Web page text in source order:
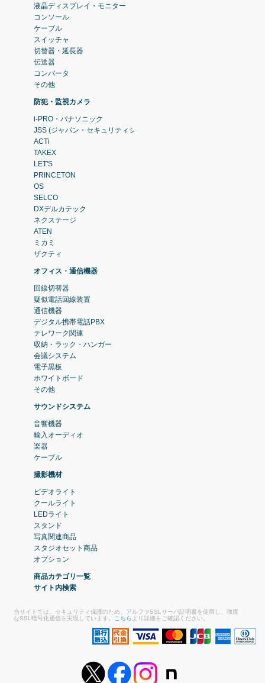
液晶ディスプレイ・モニター
コンソール
ケーブル
スイッチャ
切替器・延長器
伝送器
コンバータ
その他
防犯・監視カメラ
i-PRO・パナソニック
JSS (ジャパン・セキュリティシステム)
ACTi
TAKEX
LET'S
PRINCETON
OS
SELCO
DXデルカテック
ネクステージ
ATEN
ミカミ
ザクティ
オフィス・通信機器
回線切替器
疑似電話回線装置
通信機器
デジタル携帯電話PBX
テレワーク関連
収納・ラック・ハンガー
会議システム
電子黒板
ホワイトボード
その他
サウンドシステム
音響機器
輸入オーディオ
楽器
ケーブル
撮影機材
ビデオライト
クールライト
LEDライト
スタンド
写真関連商品
スタジオセット商品
オプション
商品カテゴリ一覧
サイト内検索
当サイトでは、セキュリティ保護のため、アルファSSLサーバ証明書を使用し、強度
なSSL暗号化通信を実現しています。 こちらより詳細をご確認ください。